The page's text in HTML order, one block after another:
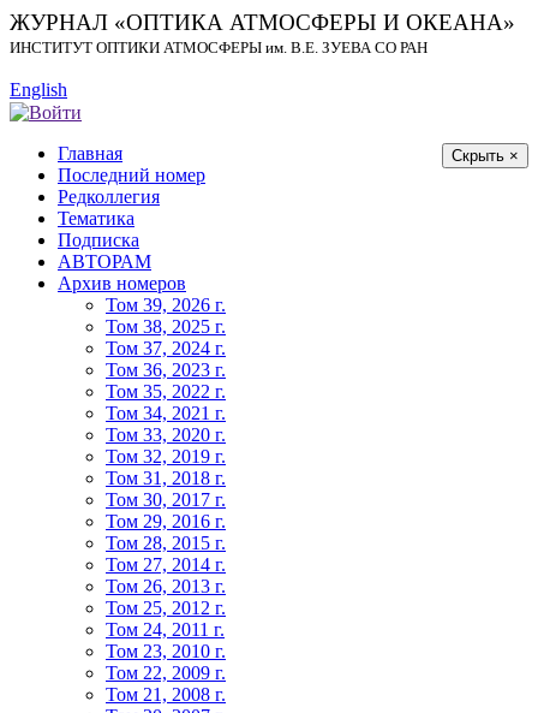
ЖУРНАЛ «ОПТИКА АТМОСФЕРЫ И ОКЕАНА»
ИНСТИТУТ ОПТИКИ АТМОСФЕРЫ им. В.Е. ЗУЕВА СО РАН
English
Скрыть ×
Главная
Последний номер
Редколлегия
Тематика
Подписка
АВТОРАМ
Архив номеров
Том 39, 2026 г.
Том 38, 2025 г.
Том 37, 2024 г.
Том 36, 2023 г.
Том 35, 2022 г.
Том 34, 2021 г.
Том 33, 2020 г.
Том 32, 2019 г.
Том 31, 2018 г.
Том 30, 2017 г.
Том 29, 2016 г.
Том 28, 2015 г.
Том 27, 2014 г.
Том 26, 2013 г.
Том 25, 2012 г.
Том 24, 2011 г.
Том 23, 2010 г.
Том 22, 2009 г.
Том 21, 2008 г.